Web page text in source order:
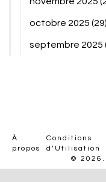
octobre 2025 (29)
septembre 2025
À
propos
Conditions
d’Utilisation
© 2026.